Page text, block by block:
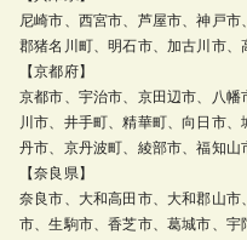
尼崎市、西宮市、芦屋市、神戸
郡猪名川町、明石市、加古川市
【京都府】
京都市、宇治市、京田辺市、八
川市、井手町、精華町、向日市
丹市、京丹波町、綾部市、福知山
【奈良県】
奈良市、大和高田市、大和郡山
市、生駒市、香芝市、葛城市、